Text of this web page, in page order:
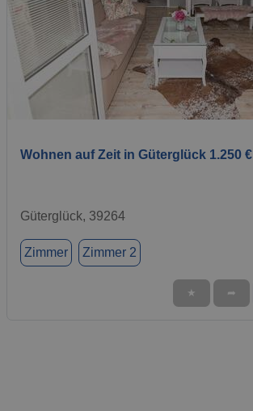
Wohnen auf Zeit in Güterglück 1.250 €
Güterglück, 39264
Zimmer Zimmer 2
★ ➦